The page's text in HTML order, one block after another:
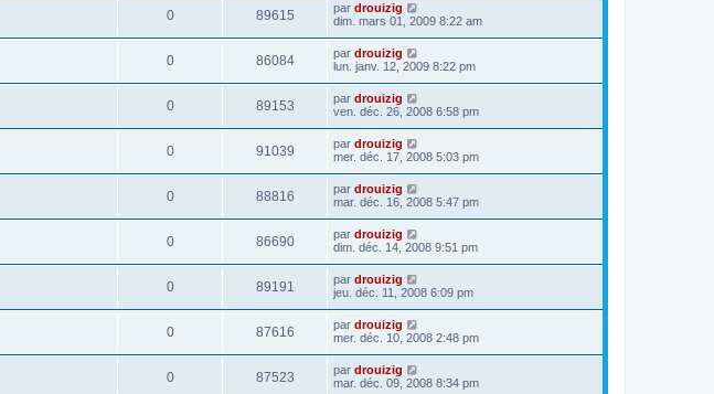
0 89615 par drouizig
dim. mars 01, 2009 8:22 am
0 86084 par drouizig
lun. janv. 12, 2009 8:22 pm
0 89153 par drouizig
ven. déc. 26, 2008 6:58 pm
0 91039 par drouizig
mer. déc. 17, 2008 5:03 pm
0 88816 par drouizig
mar. déc. 16, 2008 5:47 pm
0 86690 par drouizig
dim. déc. 14, 2008 9:51 pm
0 89191 par drouizig
jeu. déc. 11, 2008 6:09 pm
0 87616 par drouizig
mer. déc. 10, 2008 2:48 pm
0 87523 par drouizig
mar. déc. 09, 2008 8:34 pm